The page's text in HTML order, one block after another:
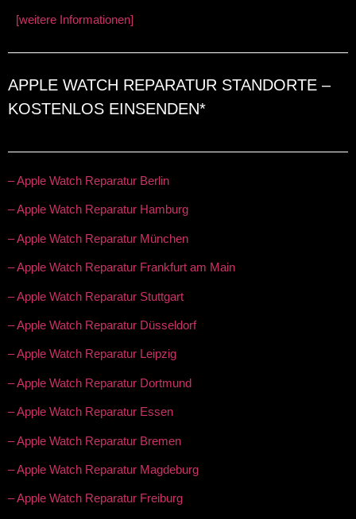
[weitere Informationen]
APPLE WATCH REPARATUR STANDORTE –
KOSTENLOS EINSENDEN*
– Apple Watch Reparatur Berlin
– Apple Watch Reparatur Hamburg
– Apple Watch Reparatur München
– Apple Watch Reparatur Frankfurt am Main
– Apple Watch Reparatur Stuttgart
– Apple Watch Reparatur Düsseldorf
– Apple Watch Reparatur Leipzig
– Apple Watch Reparatur Dortmund
– Apple Watch Reparatur Essen
– Apple Watch Reparatur Bremen
– Apple Watch Reparatur Magdeburg
– Apple Watch Reparatur Freiburg